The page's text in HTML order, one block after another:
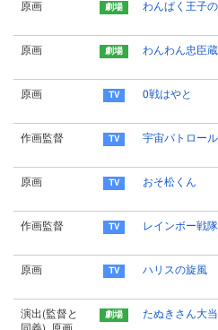
原画 わんぱく王子
原画 わんわん忠臣蔵
原画 0戦はやと
作画監督 宇宙パトロー
原画 おそ松くん
作画監督 レインボー戦
原画 ハリスの旋風
演出(監督と
たぬきさん大当